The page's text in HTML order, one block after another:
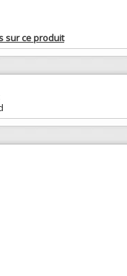
sur ce produit